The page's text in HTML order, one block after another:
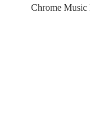
Chrome